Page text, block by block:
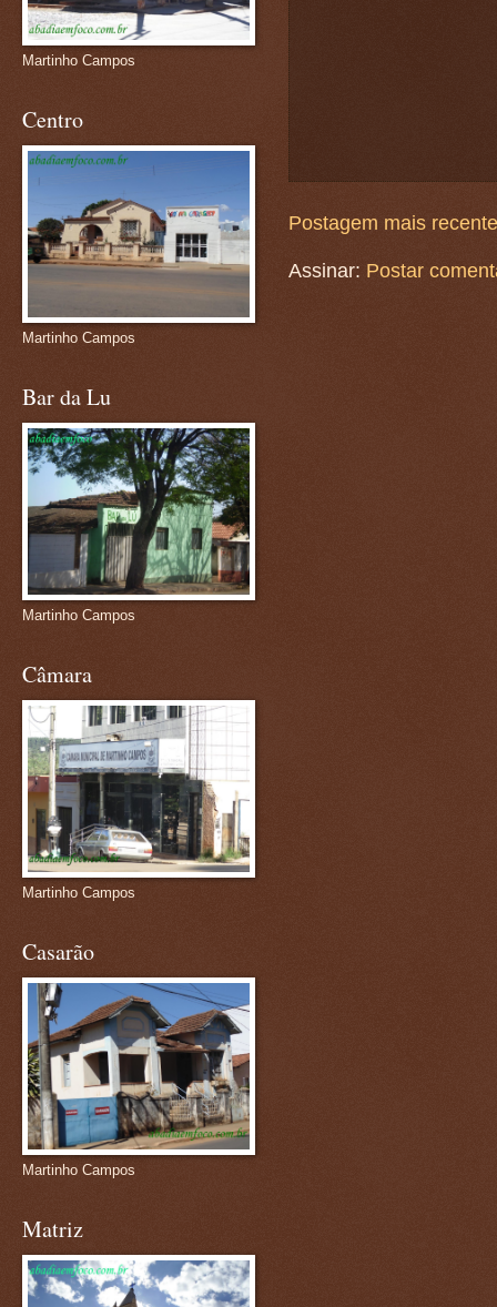
Postagem mais recente
Assinar: Postar
Martinho Campos
Centro
Martinho Campos
Bar da Lu
Martinho Campos
Câmara
Martinho Campos
Casarão
Martinho Campos
Matriz